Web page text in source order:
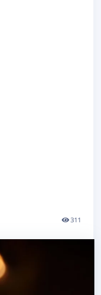
311